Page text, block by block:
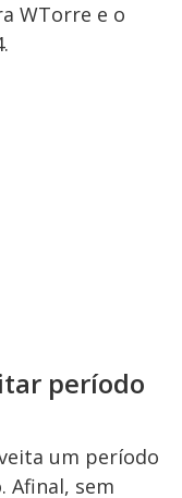
WTorre e o
período
um período
Afinal, sem